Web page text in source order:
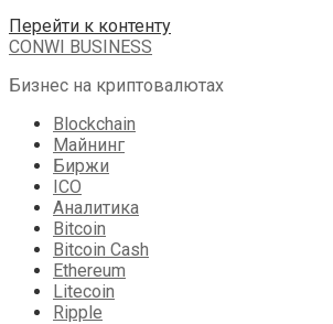
Перейти к контенту
CONWI BUSINESS
Бизнес на криптовалютах
Blockchain
Майнинг
Биржи
ICO
Аналитика
Bitcoin
Bitcoin Cash
Ethereum
Litecoin
Ripple